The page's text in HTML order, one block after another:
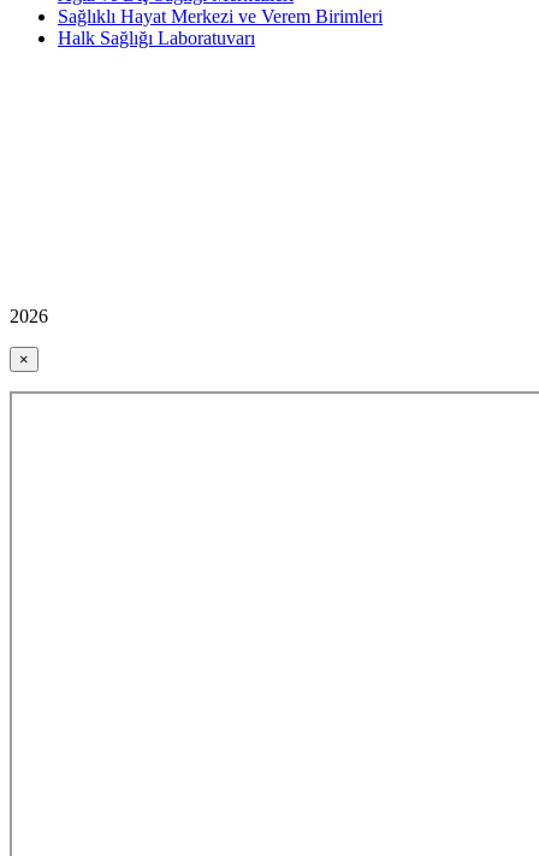
Sağlıklı Hayat Merkezi ve Verem Birimleri
Halk Sağlığı Laboratuvarı
2026
×